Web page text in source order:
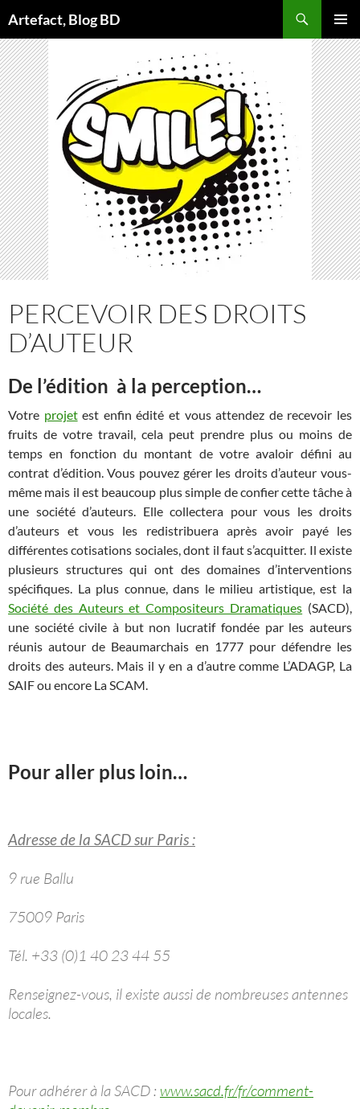
au
contenu
Artefact, Blog BD
MENU
PERCEVOIR DES DROITS
D’AUTEUR
De l’édition à la perception…
Votre projetest enfin édité et vous attendez de recevoir les
fruits de votre travail, cela peut prendre plus ou moins de
temps en fonction du montant de votre avaloir défini au
contrat d’édition. Vous pouvez gérer les droits d’auteur vous-
même mais il est beaucoup plus simple de confier cette tâche à
une société d’auteurs. Elle collectera pour vous les droits
d’auteurs et vous les redistribuera après avoir payé les
différentes cotisations sociales, dont il faut s’acquitter. Il existe
plusieurs structures qui ont des domaines d’interventions
spécifiques. La plus connue, dans le milieu artistique, est la
Société des Auteurs et Compositeurs Dramatiques (SACD),
une société civile à but non lucratif fondée par les auteurs
réunis autour de Beaumarchais en 1777 pour défendre les
droits des auteurs. Mais il y en a d’autre comme L’ADAGP, La
SAIF ou encore La SCAM.
Pour aller plus loin…
Adresse de la SACD sur Paris :
9 rue Ballu
75009 Paris
Tél. +33 (0)1 40 23 44 55
Renseignez-vous, il existe aussi de nombreuses antennes
locales.
Pour adhérer à la SACD : www.sacd.fr/fr/comment-